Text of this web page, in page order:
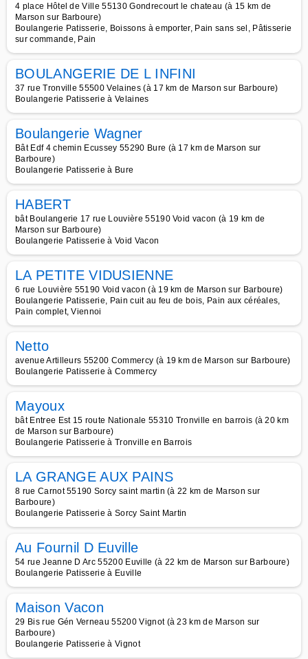
4 place Hôtel de Ville 55130 Gondrecourt le chateau (à 15 km de
Marson sur Barboure)
Boulangerie Patisserie, Boissons à emporter, Pain sans sel, Pâtisserie
sur commande, Pain
BOULANGERIE DE L INFINI
37 rue Tronville 55500 Velaines (à 17 km de Marson sur Barboure)
Boulangerie Patisserie à Velaines
Boulangerie Wagner
Bât Edf 4 chemin Ecussey 55290 Bure (à 17 km de Marson sur
Barboure)
Boulangerie Patisserie à Bure
HABERT
bât Boulangerie 17 rue Louvière 55190 Void vacon (à 19 km de
Marson sur Barboure)
Boulangerie Patisserie à Void Vacon
LA PETITE VIDUSIENNE
6 rue Louvière 55190 Void vacon (à 19 km de Marson sur Barboure)
Boulangerie Patisserie, Pain cuit au feu de bois, Pain aux céréales,
Pain complet, Viennoi
Netto
avenue Artilleurs 55200 Commercy (à 19 km de Marson sur Barboure)
Boulangerie Patisserie à Commercy
Mayoux
bât Entree Est 15 route Nationale 55310 Tronville en barrois (à 20 km
de Marson sur Barboure)
Boulangerie Patisserie à Tronville en Barrois
LA GRANGE AUX PAINS
8 rue Carnot 55190 Sorcy saint martin (à 22 km de Marson sur
Barboure)
Boulangerie Patisserie à Sorcy Saint Martin
Au Fournil D Euville
54 rue Jeanne D Arc 55200 Euville (à 22 km de Marson sur Barboure)
Boulangerie Patisserie à Euville
Maison Vacon
29 Bis rue Gén Verneau 55200 Vignot (à 23 km de Marson sur
Barboure)
Boulangerie Patisserie à Vignot